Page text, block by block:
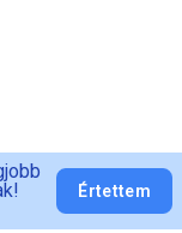
Értettem